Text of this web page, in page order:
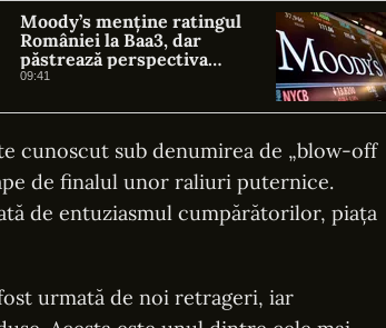
Moody’s menține ratingul
României la Baa3, dar
păstrează perspectiva
negativă. Negrescu: România
pierdere”
09:41
cunoscut sub denumirea de „blow-off
de finalul unor raliuri puternice.
de entuziasmul cumpărătorilor, piața
urmată de noi retrageri, iar